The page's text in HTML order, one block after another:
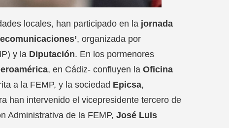
locales, han participado en la jornada
, organizada por
y la Diputación. En los pormenores
, en Cádiz- confluyen la Oficina
a la FEMP, y la sociedad Epicsa,
han intervenido el vicepresidente tercero de
Administrativa de la FEMP, José Luis